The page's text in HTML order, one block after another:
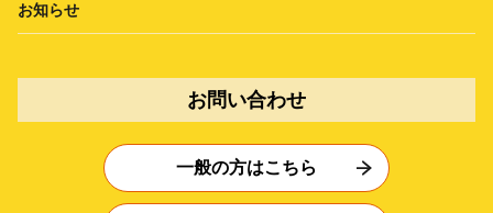
お知らせ
お問い合わせ
一般の方はこちら